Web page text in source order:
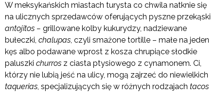
W meksykańskich miastach turysta co chwila natknie się
na ulicznych sprzedawców oferujących pyszne przekąski
antojitos – grillowane kolby kukurydzy, nadziewane
bułeczki, chalupas, czyli smażone tortille – małe na jeden
kęs albo podawane wprost z kosza chrupiące słodkie
paluszki churros z ciasta ptysiowego z cynamonem. Ci,
którzy nie lubią jeść na ulicy, mogą zajrzeć do niewielkich
taquerias, specjalizujących się w różnych rodzajach tacos